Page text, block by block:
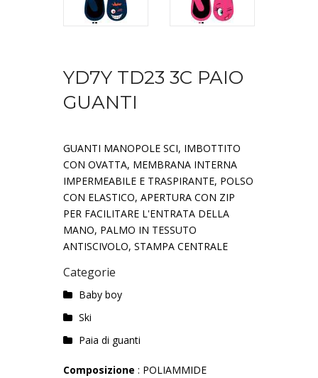
YD7Y TD23 3C PAIO
GUANTI
GUANTI MANOPOLE SCI, IMBOTTITO
CON OVATTA, MEMBRANA INTERNA
IMPERMEABILE E TRASPIRANTE, POLSO
CON ELASTICO, APERTURA CON ZIP
PER FACILITARE L'ENTRATA DELLA
MANO, PALMO IN TESSUTO
ANTISCIVOLO, STAMPA CENTRALE
Categorie
Baby boy
Ski
Paia di guanti
Composizione : POLIAMMIDE